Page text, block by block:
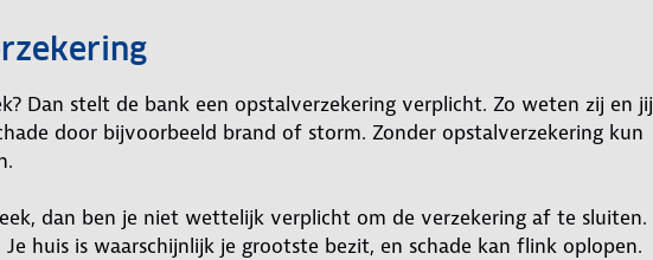
Dan stelt de bank een opstalverzekering verplicht. Zo weten zij en jij
door bijvoorbeeld brand of storm. Zonder opstalverzekering kun
dan ben je niet wettelijk verplicht om de verzekering af te sluiten.
huis is waarschijnlijk je grootste bezit, en schade kan flink oplopen.